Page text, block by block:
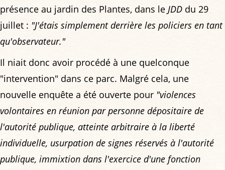
présence au jardin des Plantes, dans le JDD du 29
juillet : "J'étais simplement derrière les policiers en tant
qu'observateur."
Il niait donc avoir procédé à une quelconque
"intervention" dans ce parc. Malgré cela, une
nouvelle enquête a été ouverte pour "violences
volontaires en réunion par personne dépositaire de
l'autorité publique, atteinte arbitraire à la liberté
individuelle, usurpation de signes réservés à l'autorité
publique, immixtion dans l'exercice d'une fonction